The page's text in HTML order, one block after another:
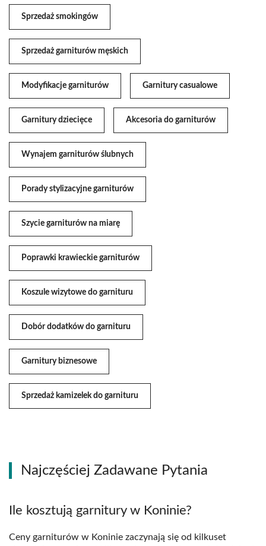
Sprzedaż smokingów
Sprzedaż garniturów męskich
Modyfikacje garniturów Garnitury casualowe
Garnitury dziecięce Akcesoria do garniturów
Wynajem garniturów ślubnych
Porady stylizacyjne garniturów
Szycie garniturów na miarę
Poprawki krawieckie garniturów
Koszule wizytowe do garnituru
Dobór dodatków do garnituru
Garnitury biznesowe
Sprzedaż kamizelek do garnituru
Najczęściej Zadawane Pytania
Ile kosztują garnitury w Koninie?
Ceny garniturów w Koninie zaczynają się od kilkuset